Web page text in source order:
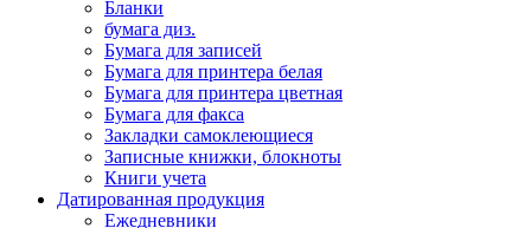
Бланки
бумага диз.
Бумага для записей
Бумага для принтера белая
Бумага для принтера цветная
Бумага для факса
Закладки самоклеющиеся
Записные книжки, блокноты
Книги учета
Датированная продукция
Ежедневники